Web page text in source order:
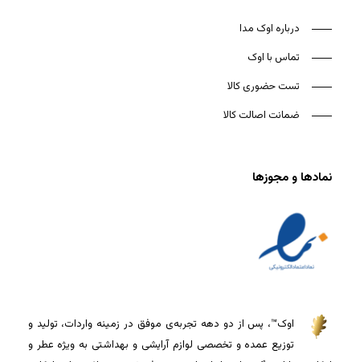
درباره اوک مدا
تماس با اوک
تست حضوری کالا
ضمانت اصالت کالا
نمادها و مجوزها
اوک™، پس از دو دهه تجربه‌ی موفق در زمینه واردات، تولید و
توزیع عمده و تخصصی لوازم آرایشی و بهداشتی به ویژه عطر و